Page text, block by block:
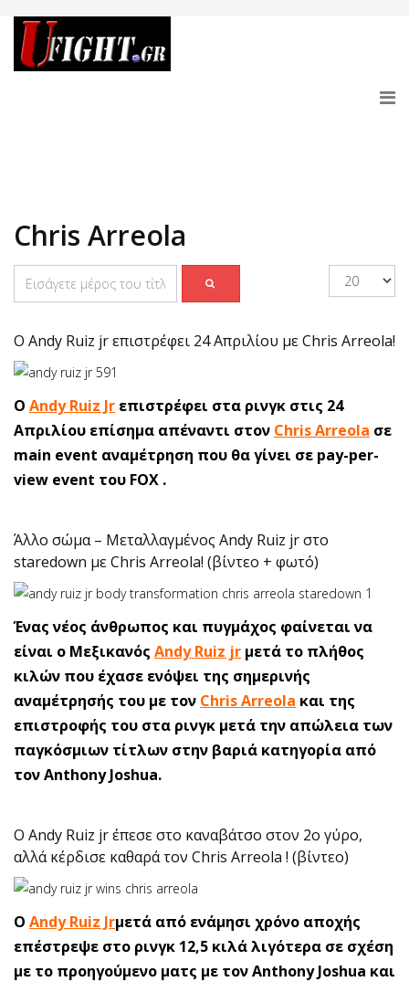
Chris Arreola
O Andy Ruiz jr επιστρέφει 24 Απριλίου με Chris Arreola!
O Αndy Ruiz Jr επιστρέφει στα ρινγκ στις 24
Απριλίου επίσημα απέναντι στον Chris Arreola σε
main event αναμέτρηση που θα γίνει σε pay-per-
view event του FOX .
Άλλο σώμα – Μεταλλαγμένος Andy Ruiz jr στο
staredown με Chris Arreola! (βίντεο + φωτό)
Ένας νέος άνθρωπος και πυγμάχος φαίνεται να
είναι ο Μεξικανός Andy Ruiz jr μετά το πλήθος
κιλών που έχασε ενόψει της σημερινής
αναμέτρησής του με τον Chris Arreola και της
επιστροφής του στα ρινγκ μετά την απώλεια των
παγκόσμιων τίτλων στην βαριά κατηγορία από
τον Anthony Joshua.
Ο Andy Ruiz jr έπεσε στο καναβάτσο στον 2ο γύρο,
αλλά κέρδισε καθαρά τον Chris Arreola ! (βίντεο)
Ο Andy Ruiz Jrμετά από ενάμησι χρόνο αποχής
επέστρεψε στο ρινγκ 12,5 κιλά λιγότερα σε σχέση
με το προηγούμενο ματς με τον Anthony Joshua και